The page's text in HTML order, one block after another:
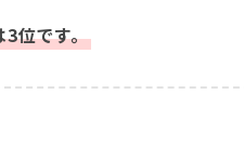
位です。